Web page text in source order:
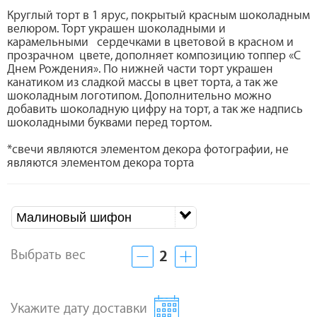
Круглый торт в 1 ярус, покрытый красным шоколадным
велюром. Торт украшен шоколадными и
карамельными сердечками в цветовой в красном и
прозрачном цвете, дополняет композицию топпер «С
Днем Рождения». По нижней части торт украшен
канатиком из сладкой массы в цвет торта, а так же
шоколадным логотипом. Дополнительно можно
добавить шоколадную цифру на торт, а так же надпись
шоколадными буквами перед тортом.
*свечи являются элементом декора фотографии, не
являются элементом декора торта
Малиновый шифон
Выбрать вес 2
Укажите дату доставки